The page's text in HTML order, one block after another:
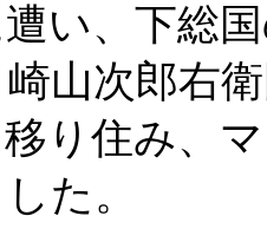
い、下総
山次郎右
り住み、
た。